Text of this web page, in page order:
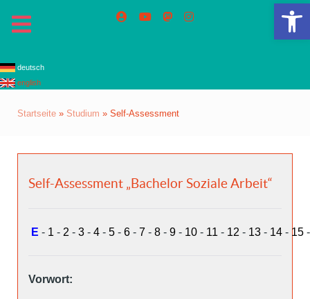
deutsch
english
Startseite » Studium » Self-Assessment
Self-Assessment „Bachelor Soziale Arbeit“
E - 1 - 2 - 3 - 4 - 5 - 6 - 7 - 8 - 9 - 10 - 11 - 12 - 13 - 14 - 15 -
Vorwort: